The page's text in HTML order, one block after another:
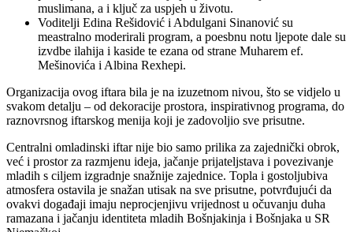
muslimana, a i ključ za uspjeh u životu.
Voditelji Edina Rešidović i Abdulgani Sinanović su
meastralno moderirali program, a poesbnu notu ljepote dale su
izvdbe ilahija i kaside te ezana od strane Muharem ef.
Mešinovića i Albina Rexhepi.
Organizacija ovog iftara bila je na izuzetnom nivou, što se vidjelo u
svakom detalju – od dekoracije prostora, inspirativnog programa, do
raznovrsnog iftarskog menija koji je zadovoljio sve prisutne.
Centralni omladinski iftar nije bio samo prilika za zajednički obrok,
već i prostor za razmjenu ideja, jačanje prijateljstava i povezivanje
mladih s ciljem izgradnje snažnije zajednice. Topla i gostoljubiva
atmosfera ostavila je snažan utisak na sve prisutne, potvrđujući da
ovakvi događaji imaju neprocjenjivu vrijednost u očuvanju duha
ramazana i jačanju identiteta mladih Bošnjakinja i Bošnjaka u SR